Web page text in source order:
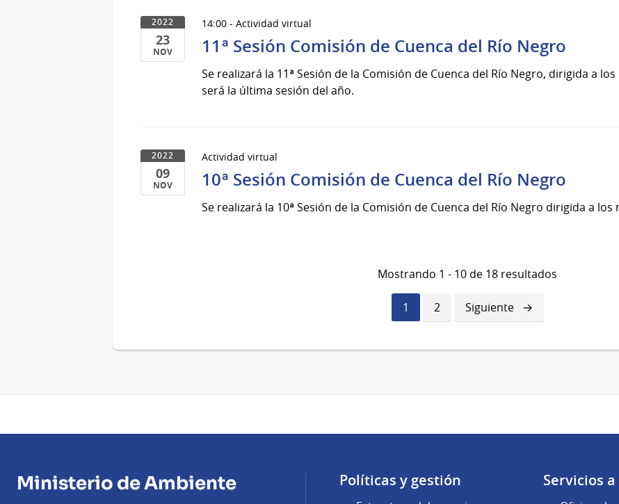
2022
23
NOV
14:00 - Actividad virtual
11ª Sesión Comisión de Cuenca del Río Negro
Se realizará la 11ª Sesión de la Comisión de Cuenca del Río Negro, dirigida a
será la última sesión del año.
2022
09
NOV
Actividad virtual
10ª Sesión Comisión de Cuenca del Río Negro
Se realizará la 10ª Sesión de la Comisión de Cuenca del Río Negro dirigida a
Mostrando 1 - 10 de 18 resultados
Página
actual
1 Página
2
Siguiente
página
Siguiente
Ministerio de Ambiente Políticas y gestión Servicios